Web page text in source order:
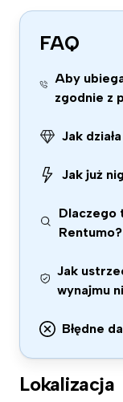
FAQ
Aby
zgodnie z
Jak
Jak już
Dlaczego
Rentumo?
Jak
wynajmu
Błędne
Lokalizacja